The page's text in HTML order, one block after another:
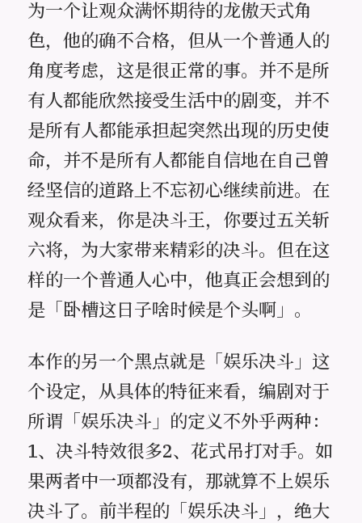
为一个让观众满怀期待的龙傲天式角
色，他的确不合格，但从一个普通人的
角度考虑，这是很正常的事。并不是所
有人都能欣然接受生活中的剧变，并不
是所有人都能承担起突然出现的历史使
命，并不是所有人都能自信地在自己曾
经坚信的道路上不忘初心继续前进。在
观众看来，你是决斗王，你要过五关斩
六将，为大家带来精彩的决斗。但在这
样的一个普通人心中，他真正会想到的
是「卧槽这日子啥时候是个头啊」。
本作的另一个黑点就是「娱乐决斗」这
个设定，从具体的特征来看，编剧对于
所谓「娱乐决斗」的定义不外乎两种：
1、决斗特效很多2、花式吊打对手。如
果两者中一项都没有，那就算不上娱乐
决斗了。前半程的「娱乐决斗」，绝大